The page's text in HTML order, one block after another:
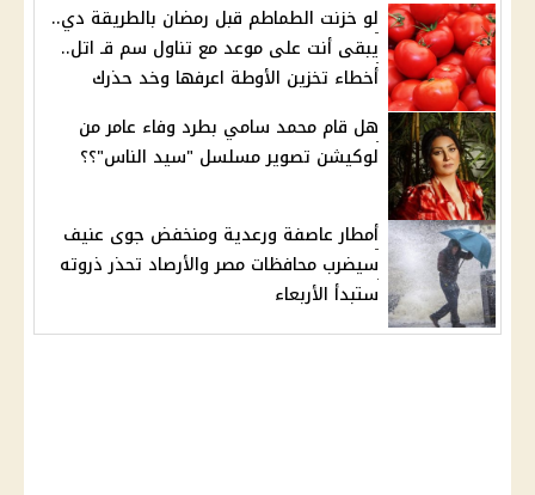
لو خزنت الطماطم قبل رمضان بالطريقة دي..
يبقى أنت على موعد مع تناول سم قـ اتل..
أخطاء تخزين الأوطة اعرفها وخد حذرك
هل قام محمد سامي بطرد وفاء عامر من
لوكيشن تصوير مسلسل "سيد الناس"؟؟
أمطار عاصفة ورعدية ومنخفض جوى عنيف
سيضرب محافظات مصر والأرصاد تحذر ذروته
ستبدأ الأربعاء